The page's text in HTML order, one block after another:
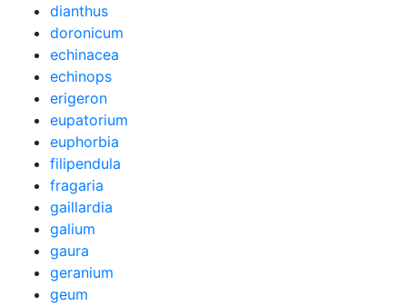
dianthus
doronicum
echinacea
echinops
erigeron
eupatorium
euphorbia
filipendula
fragaria
gaillardia
galium
gaura
geranium
geum